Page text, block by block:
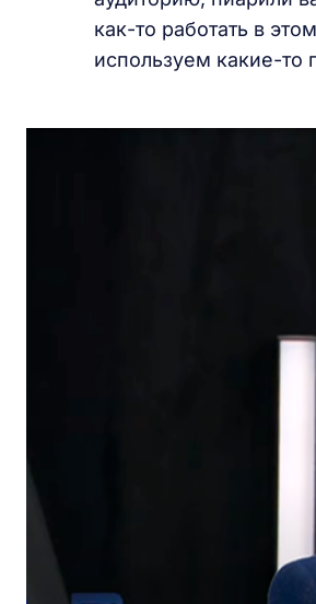
как-то работать в
используем какие-то